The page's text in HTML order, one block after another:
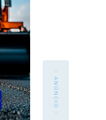
- ANÚNCIO -